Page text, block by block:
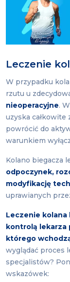
Leczenie
W przypadku
rzutu u
nieoperacyjne.
uzyska całkowite
powrócić do
warunkiem
Kolano biegacza
odpoczynek,
modyfikację
uprawianych
Leczenie kolana
kontrolą lekarza
którego
wyglądać proces
specjalistów?
wskazówek: